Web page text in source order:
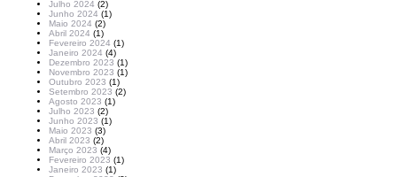
Julho 2024 (2)
Junho 2024 (1)
Maio 2024 (2)
Abril 2024 (1)
Fevereiro 2024 (1)
Janeiro 2024 (4)
Dezembro 2023 (1)
Novembro 2023 (1)
Outubro 2023 (1)
Setembro 2023 (2)
Agosto 2023 (1)
Julho 2023 (2)
Junho 2023 (1)
Maio 2023 (3)
Abril 2023 (2)
Março 2023 (4)
Fevereiro 2023 (1)
Janeiro 2023 (1)